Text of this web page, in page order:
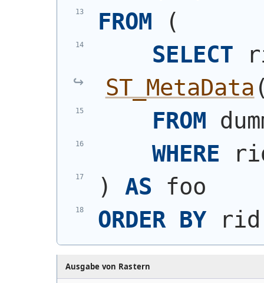
FROM
(
SELECT
ST_MetaData
FROM
WHERE
)
AS foo
ORDER BY
Ausgabe von Rastern